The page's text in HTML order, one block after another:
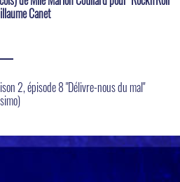
Canet
2, épisode 8 "Délivre-nous du mal"